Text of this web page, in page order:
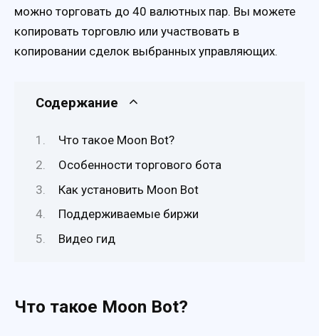
можно торговать до 40 валютных пар. Вы можете
копировать торговлю или участвовать в
копировании сделок выбранных управляющих.
Содержание
Что такое Moon Bot?
Особенности торгового бота
Как установить Moon Bot
Поддерживаемые биржи
Видео гид
Что такое Moon Bot?